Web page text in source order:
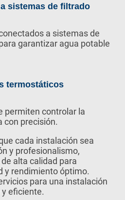
sistemas de filtrado
a sistemas de
garantizar agua potable
termostáticos
permiten controlar la
con precisión.
cada instalación sea
y profesionalismo,
alta calidad para
y rendimiento óptimo.
para una instalación
eficiente.